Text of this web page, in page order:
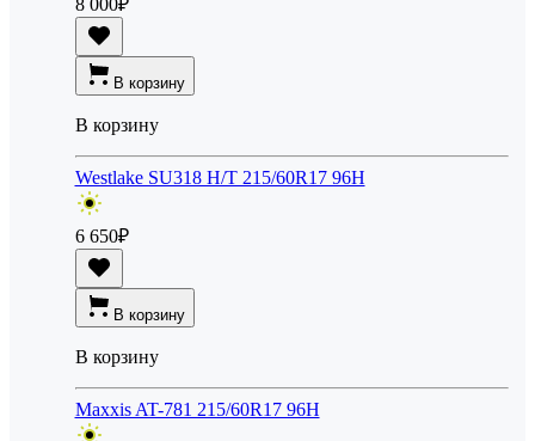
В корзину
В корзину
Westlake SU318 H/T 215/60R17 96H
6 650₽
В корзину
В корзину
Maxxis AT-781 215/60R17 96H